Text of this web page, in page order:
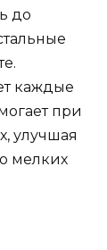
до
каждые
при
улучшая
мелких